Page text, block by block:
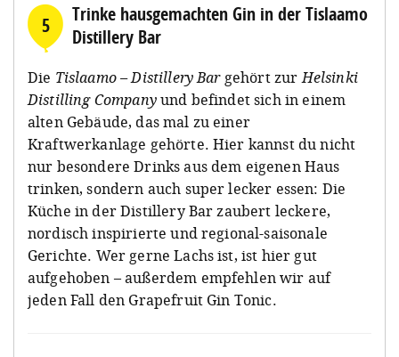
5
Trinke hausgemachten Gin in der Tislaamo
Distillery Bar
Die Tislaamo – Distillery Bargehört zurHelsinki
Distilling Companyund befindet sich in einem
alten Gebäude, das mal zu einer
Kraftwerkanlage gehörte. Hier kannst du nicht
nur besondere Drinks aus dem eigenen Haus
trinken, sondern auch super lecker essen: Die
Küche in der Distillery Bar zaubert leckere,
nordisch inspirierte und regional-saisonale
Gerichte. Wer gerne Lachs ist, ist hier gut
aufgehoben – außerdem empfehlen wir auf
jeden Fall den Grapefruit Gin Tonic.